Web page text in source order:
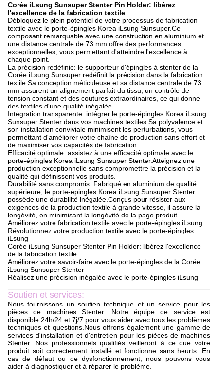
Corée iLsung Sunsuper Stenter Pin Holder: libérez
l'excellence de la fabrication textile
Débloquez le plein potentiel de votre processus de fabrication
textile avec le porte-épingles Korea iLsung Sunsuper.Ce
composant remarquable avec une construction en aluminium et
une distance centrale de 73 mm offre des performances
exceptionnelles, vous permettant d'atteindre l'excellence à
chaque point.
La précision redéfinie: le supporteur d'épingles à stenter de la
Corée iLsung Sunsuper redéfinit la précision dans la fabrication
textile.Sa conception méticuleuse et sa distance centrale de 73
mm assurent un alignement parfait du tissu, un contrôle de
tension constant et des coutures extraordinaires, ce qui donne
des textiles d'une qualité inégalée.
Intégration transparente: intégrer le porte-épingles Korea iLsung
Sunsuper Stenter dans vos machines textiles.Sa polyvalence et
son installation conviviale minimisent les perturbations, vous
permettant d'améliorer votre chaîne de production sans effort et
de maximiser vos capacités de fabrication.
Efficacité optimale: assistez à une efficacité optimale avec le
porte-épingles Korea iLsung Sunsuper Stenter.Atteignez une
production exceptionnelle sans compromettre la précision et la
qualité qui définissent vos produits.
Durabilité sans compromis: Fabriqué en aluminium de qualité
supérieure, le porte-épingles Korea iLsung Sunsuper Stenter
possède une durabilité inégalée.Conçus pour résister aux
exigences de la production textile à grande vitesse, il assure la
longévité, en minimisant la longévité de la page produit.
Améliorez votre fabrication textile avec le porte-épingles iLsung
Révolutionnez votre production textile avec le porte-épingles
iLsung
Corée iLsung Sunsuper Stenter Pin Holder: libérez l'excellence
de la fabrication textile
Améliorez votre savoir-faire avec le porte-épingles de la Corée
iLsung Sunsuper Stenter
Réalisez une précision inégalée avec le porte-épingles iLsung
Soutien et services:
Nous fournissons un soutien technique et un service pour les
pièces de machines Stenter. Notre équipe de service est
disponible 24h/24 et 7j/7 pour vous aider avec tous les problèmes
techniques et questions.Nous offrons également une gamme de
services d'installation et d'entretien pour les pièces de machines
Stenter. Nos professionnels qualifiés veilleront à ce que votre
produit soit correctement installé et fonctionne sans heurts. En
cas de défaut ou de dysfonctionnement, nous pouvons vous
aider à diagnostiquer et à réparer le problème.